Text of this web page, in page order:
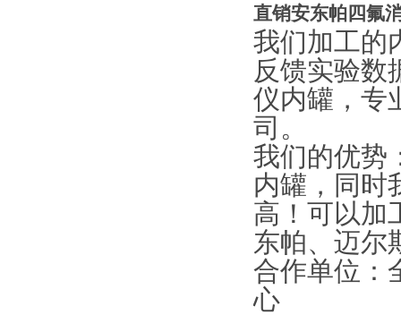
直销安东帕四氟
我们加工的
反馈实验数
仪内罐，专
司。
我们的优势
内罐，同时
高！可以加
东帕、迈尔
合作单位：
心